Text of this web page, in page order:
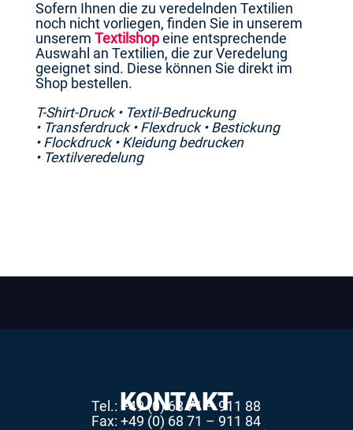
Sofern Ihnen die zu veredelnden Textilien
noch nicht vorliegen, finden Sie in unserem
unserem Textilshopeine entsprechende
Auswahl an Textilien, die zur Veredelung
geeignet sind. Diese können Sie direkt im
Shop bestellen.
T-Shirt-Druck • Textil-Bedruckung
• Transferdruck • Flexdruck • Bestickung
• Flockdruck • Kleidung bedrucken
• Textilveredelung
KONTAKT
Tel.: +49 (0) 68 71 – 911 88
Fax: +49 (0) 68 71 – 911 84